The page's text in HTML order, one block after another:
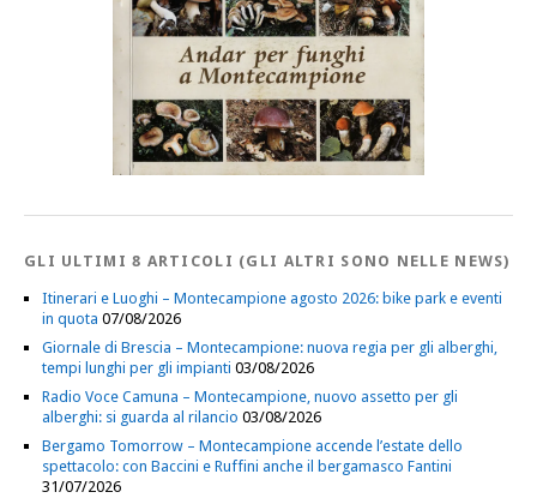
GLI ULTIMI 8 ARTICOLI (GLI ALTRI SONO NELLE NEWS)
Itinerari e Luoghi – Montecampione agosto 2026: bike park e eventi
in quota 07/08/2026
Giornale di Brescia – Montecampione: nuova regia per gli alberghi,
tempi lunghi per gli impianti 03/08/2026
Radio Voce Camuna – Montecampione, nuovo assetto per gli
alberghi: si guarda al rilancio 03/08/2026
Bergamo Tomorrow – Montecampione accende l’estate dello
spettacolo: con Baccini e Ruffini anche il bergamasco Fantini
31/07/2026